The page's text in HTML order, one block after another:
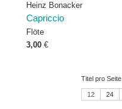
Heinz Bonacker
Capriccio
Flöte
3,00€
Titel pro Seite
12 24